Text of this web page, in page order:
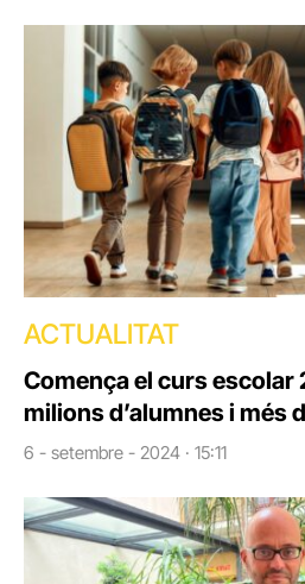
ACTUALITAT
Comença el curs escolar
milions d’alumnes i més
6 - setembre - 2024 · 15:11